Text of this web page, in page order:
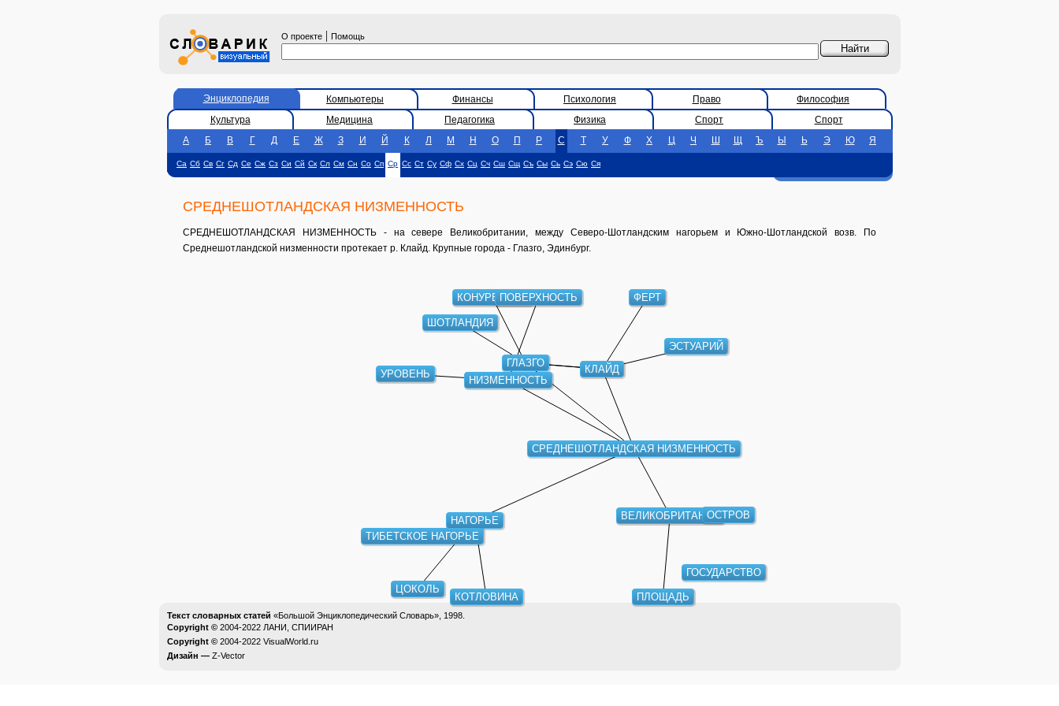
О проекте | Помощь
Энциклопедия Компьютеры Финансы Психология Право
Философия
Культура
Медицина Педагогика Физика Спорт
Спорт
А
Б В Г Д Е Ж З И Й К Л М Н О П Р С Т У Ф Х Ц Ч Ш Щ Ъ Ы Ь Э Ю Я
Са Сб Св Сг Сд Се Сж Сз Си Сй Ск Сл См Сн Со Сп Ср Сс Ст Су Сф Сх Сц Сч Сш Сщ Съ Сы Сь Сэ Сю Ся
СРЕДНЕШОТЛАНДСКАЯ НИЗМЕННОСТЬ
СРЕДНЕШОТЛАНДСКАЯ НИЗМЕННОСТЬ - на севере Великобритании, между Северо-Шотландским нагорьем и Южно-Шотландской возв. По
Среднешотландской низменности протекает р. Клайд. Крупные города - Глазго, Эдинбург.
СРЕДНЕШОТЛАНДСКАЯ НИЗМЕННОСТЬ
ГЛАЗГО
КЛАЙД
НИЗМЕННОСТЬ
НАГОРЬЕ ВЕЛИКОБРИТАНИЯ
КОНУРБАЦИЯ
ШОТЛАНДИЯ
ФЕРТ
ЭСТУАРИЙ
УРОВЕНЬ
ПОВЕРХНОСТЬ
ТИБЕТСКОЕ НАГОРЬЕ
ЦОКОЛЬ
КОТЛОВИНА
ОСТРОВ
ПЛОЩАДЬ
ГОСУДАРСТВО
Текст словарных статей «Большой Энциклопедический Словарь», 1998.
Copyright © 2004-2022 ЛАНИ, СПИИРАН
Copyright © 2004-2022 VisualWorld.ru
Дизайн — Z-Vector